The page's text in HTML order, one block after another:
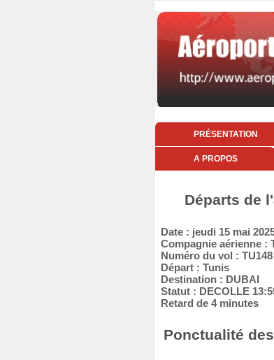
PRÉSENTATION
A PROPOS
Départs de
Date : jeudi 15 mai
Compagnie aérienne :
Numéro du vol : TU148
Départ : Tunis
Destination : DUBAI
Statut : DECOLLE
Retard de 4 minutes
Ponctualité